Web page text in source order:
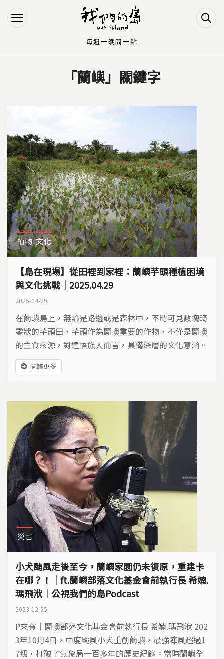
Jump to Navigation
Jump to Main content
「蘭嶼」關鍵字
植物 文化
【島在現場】從田裡到家裡：蘭嶼芋頭種植困境
與文化挑戰｜2025.04.29
2025-04-29
在蘭嶼島上，無論是路邊或是森林中，不時可見數塊畸
零狀的芋頭田，芋頭作為蘭嶼重要的作物，不僅是蘭嶼
的主食來源，對達悟族人而言，具備深層的文化意涵。
閱讀更多
災害
小犬颱風走後至今，蘭嶼家園仍未復原，重建卡
在哪？！｜ft.蘭嶼部落文化基金會前執行長 希婻.
瑪飛洑｜公視我們的島Podcast
2023-12-25
P來賓｜蘭嶼部落文化基金會前執行長 希婻.瑪飛洑 202
3年10月4日，中度颱風小犬重創蘭嶼，最強陣風超過1
7級，打破了氣象局一百多年的歷史紀錄。當時蘭嶼全
每週一晚間十點